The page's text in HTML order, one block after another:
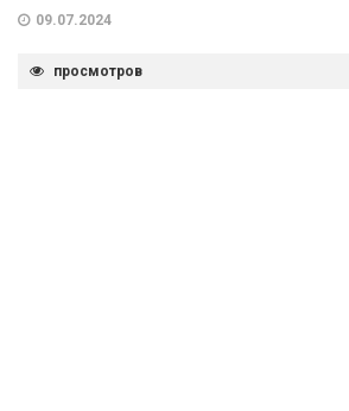
09.07.2024
просмотров